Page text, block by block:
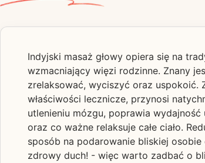
Indyjski masaż głowy opiera się na
wzmacniający więzi rodzinne. Znany
zrelaksować, wyciszyć oraz uspokoić.
właściwości lecznicze, przynosi
utlenieniu mózgu, poprawia
oraz co ważne relaksuje całe ciało.
sposób na podarowanie bliskiej
zdrowy duch! - więc warto zadbać o